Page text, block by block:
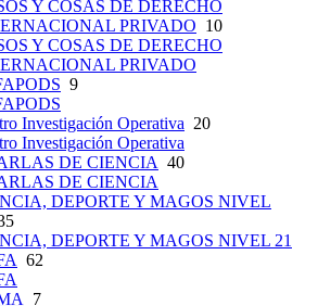
Y COSAS DE DERECHO
PRIVADO 10
Y COSAS DE DERECHO
PRIVADO
9
Investigación Operativa 20
Investigación Operativa
DE CIENCIA 40
DE CIENCIA
DEPORTE Y MAGOS NIVEL
DEPORTE Y MAGOS NIVEL 21
62
7